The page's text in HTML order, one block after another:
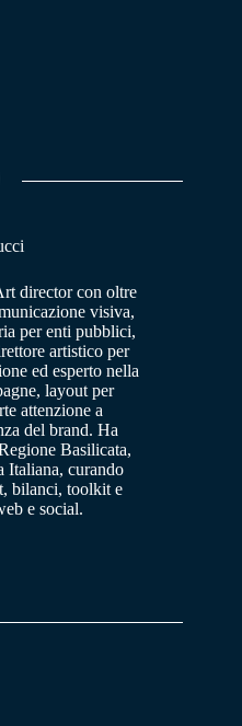
director con oltre
visiva,
per enti pubblici,
artistico per
ed esperto nella
layout per
attenzione a
del brand. Ha
Basilicata,
Italiana, curando
bilanci, toolkit e
e social.